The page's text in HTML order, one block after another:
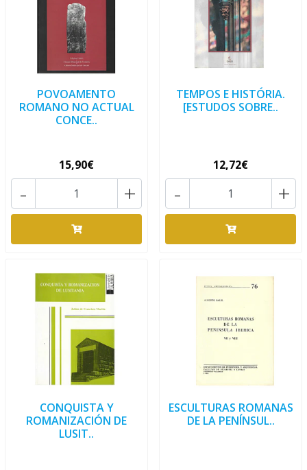
POVOAMENTO
ROMANO NO ACTUAL
CONCE..
15,90€
+
-
TEMPOS E HISTÓRIA.
[ESTUDOS SOBRE..
12,72€
+
-
CONQUISTA Y
ROMANIZACIÓN DE
LUSIT..
ESCULTURAS ROMANAS
DE LA PENÍNSUL..